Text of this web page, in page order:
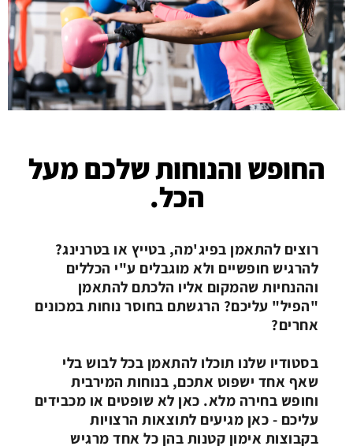
החופש והנוחות שלכם מעל
הכל.
רוצים להתאמן בפיג'מה, בטייץ או בטרנינג?
להרגיש חופשיים ולא מוגבלים ע"י הכללים
וההנחיות שהמקום אליו הלכתם להתאמן
"הפיל" עליכם? הרגשתם בחוסר נוחות במכונים
אחרים?
בסטודיו שלנו תוכלו להתאמן בכל לבוש בלי
שאף אחד ישפוט אתכם, בנוחות המירבית
וחופש בחירה מלא. כאן לא שופטים או מכבידים
עליכם - כאן מגיעים לתוצאות הרצויות
בקבוצות אימון קטנות בהן כל אחד מרגיש